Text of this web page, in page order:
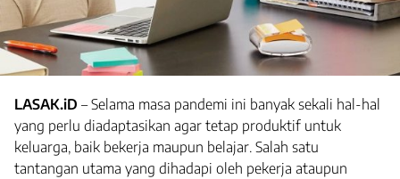
LASAK.iD – Selama masa pandemi ini banyak sekali hal-hal
yang perlu diadaptasikan agar tetap produktif untuk
keluarga, baik bekerja maupun belajar. Salah satu
tantangan utama yang dihadapi oleh pekerja ataupun